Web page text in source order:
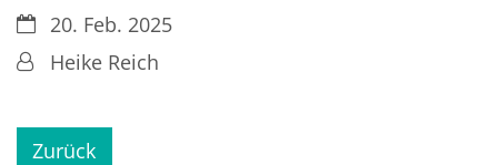
Datum:20. Feb. 2025
Von:Heike Reich
Zurück